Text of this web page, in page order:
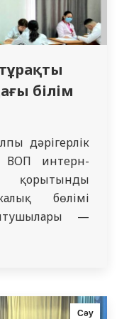
білім
дәрігерлік
ВОП интерн-
бөлімі
—
доценттер
А.А.-ның
Сәу